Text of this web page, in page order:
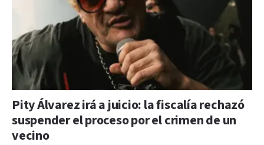
Pity Álvarez irá a juicio: la fiscalía rechazó
suspender el proceso por el crimen de un
vecino